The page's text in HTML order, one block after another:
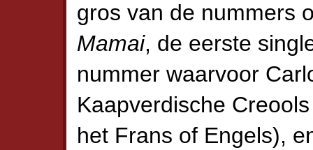
gros van de nummers
Mamai, de eerste
nummer waarvoor
Kaapverdische
het Frans of Engels),